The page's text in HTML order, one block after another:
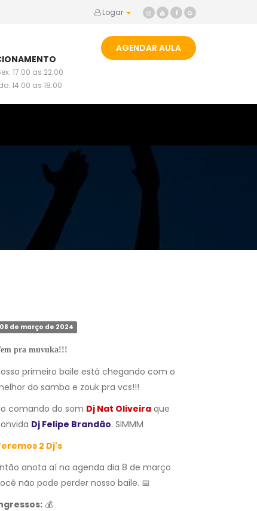
Logar
17:00 as 22:00
14:00 as 18:00
AGENDAR AULA
08 de março de 2024
pra muvuka!!!
primeiro baile está chegando com o
do samba e zouk pra vcs!!!
comando do som Dj Nat Oliveira que
Dj Felipe Brandão. SIMMM
2 Dj's
anota aí na agenda dia 8 de março
não pode perder nosso baile. 📅
💰